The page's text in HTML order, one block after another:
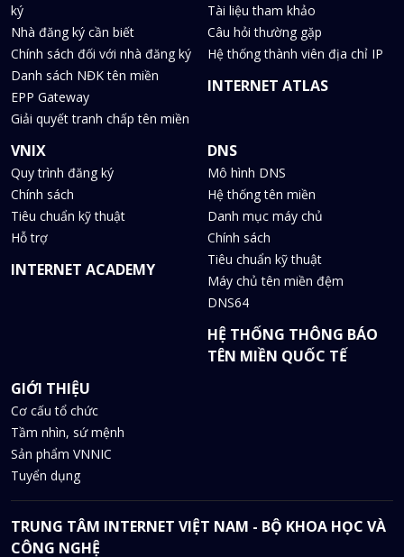
ký
Nhà đăng ký cần biết
Chính sách đối với nhà đăng ký
Danh sách NĐK tên miền
EPP Gateway
Giải quyết tranh chấp tên miền
Tài liệu tham khảo
Câu hỏi thường gặp
Hệ thống thành viên địa chỉ IP
INTERNET ATLAS
VNIX
Quy trình đăng ký
Chính sách
Tiêu chuẩn kỹ thuật
Hỗ trợ
INTERNET ACADEMY
DNS
Mô hình DNS
Hệ thống tên miền
Danh mục máy chủ
Chính sách
Tiêu chuẩn kỹ thuật
Máy chủ tên miền đệm
DNS64
HỆ THỐNG THÔNG BÁO
TÊN MIỀN QUỐC TẾ
GIỚI THIỆU
Cơ cấu tổ chức
Tầm nhìn, sứ mệnh
Sản phẩm VNNIC
Tuyển dụng
TRUNG TÂM INTERNET VIỆT NAM - BỘ KHOA HỌC VÀ
CÔNG NGHỆ